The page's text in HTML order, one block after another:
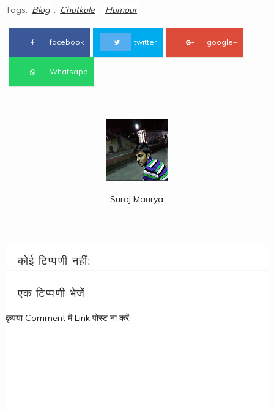
Tags: Blog , Chutkule , Humour
facebook twitter google+
Whatsapp
Suraj Maurya
कोई टिप्पणी नहीं:
एक टिप्पणी भेजें
कृपया Comment में Link पोस्ट ना करें.